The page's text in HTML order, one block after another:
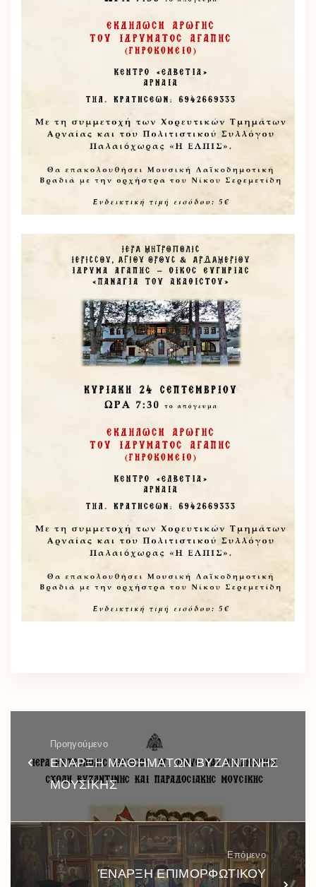
Προηγούμενο
ΕΝΑΡΞΗ ΜΑΘΗΜΑΤΩΝ ΒΥΖΑΝΤΙΝΗΣ
ΜΟΥΣΙΚΗΣ
Επόμενο
ΈΝΑΡΞΗ ΕΠΙΜΟΡΦΩΤΙΚΟΥ